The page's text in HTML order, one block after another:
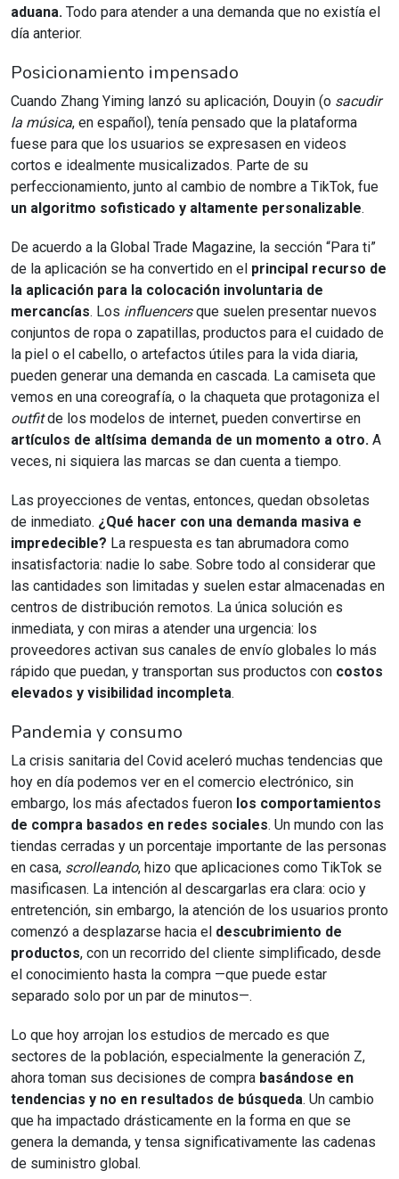
aduana. Todo para atender a una demanda que no existía el
día anterior.
Posicionamiento impensado
Cuando Zhang Yiming lanzó su aplicación, Douyin (o sacudir
la música, en español), tenía pensado que la plataforma
fuese para que los usuarios se expresasen en videos
cortos e idealmente musicalizados. Parte de su
perfeccionamiento, junto al cambio de nombre a TikTok, fue
un algoritmo sofisticado y altamente personalizable.
De acuerdo a la Global Trade Magazine, la sección “Para ti”
de la aplicación se ha convertido en el principal recurso de
la aplicación para la colocación involuntaria de
mercancías. Los influencersque suelen presentar nuevos
conjuntos de ropa o zapatillas, productos para el cuidado de
la piel o el cabello, o artefactos útiles para la vida diaria,
pueden generar una demanda en cascada. La camiseta que
vemos en una coreografía, o la chaqueta que protagoniza el
outfitde los modelos de internet, pueden convertirse en
artículos de altísima demanda de un momento a otro. A
veces, ni siquiera las marcas se dan cuenta a tiempo.
Las proyecciones de ventas, entonces, quedan obsoletas
de inmediato. ¿Qué hacer con una demanda masiva e
impredecible? La respuesta es tan abrumadora como
insatisfactoria: nadie lo sabe. Sobre todo al considerar que
las cantidades son limitadas y suelen estar almacenadas en
centros de distribución remotos. La única solución es
inmediata, y con miras a atender una urgencia: los
proveedores activan sus canales de envío globales lo más
rápido que puedan, y transportan sus productos con costos
elevados y visibilidad incompleta.
Pandemia y consumo
La crisis sanitaria del Covid aceleró muchas tendencias que
hoy en día podemos ver en el comercio electrónico, sin
embargo, los más afectados fueron los comportamientos
de compra basados en redes sociales. Un mundo con las
tiendas cerradas y un porcentaje importante de las personas
en casa, scrolleando, hizo que aplicaciones como TikTok se
masificasen. La intención al descargarlas era clara: ocio y
entretención, sin embargo, la atención de los usuarios pronto
comenzó a desplazarse hacia el descubrimiento de
productos, con un recorrido del cliente simplificado, desde
el conocimiento hasta la compra —que puede estar
separado solo por un par de minutos—.
Lo que hoy arrojan los estudios de mercado es que
sectores de la población, especialmente la generación Z,
ahora toman sus decisiones de compra basándose en
tendencias y no en resultados de búsqueda. Un cambio
que ha impactado drásticamente en la forma en que se
genera la demanda, y tensa significativamente las cadenas
de suministro global.